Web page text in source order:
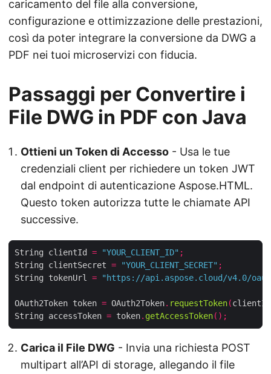
caricamento del file alla conversione,
configurazione e ottimizzazione delle prestazioni,
così da poter integrare la conversione da DWG a
PDF nei tuoi microservizi con fiducia.
Passaggi per Convertire i
File DWG in PDF con Java
Ottieni un Token di Accesso - Usa le tue
credenziali client per richiedere un token JWT
dal endpoint di autenticazione Aspose.HTML.
Questo token autorizza tutte le chiamate API
successive.
String clientId = "YOUR_CLIENT_ID" ;
String clientSecret = "YOUR_CLIENT_SECRET" ;
String tokenUrl = "https://api.aspose.cloud/v4.0/
OAuth2Token token = OAuth2Token. requestToken(clientId
String accessToken = token. getAccessToken();
Carica il File DWG - Invia una richiesta POST
multipart all’API di storage, allegando il file